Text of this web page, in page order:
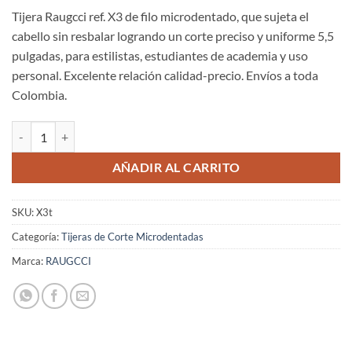
Tijera Raugcci ref. X3 de filo microdentado, que sujeta el
cabello sin resbalar logrando un corte preciso y uniforme 5,5
pulgadas, para estilistas, estudiantes de academia y uso
personal. Excelente relación calidad-precio. Envíos a toda
Colombia.
AÑADIR AL CARRITO
SKU:X3t
Categoría:Tijeras de Corte Microdentadas
Marca: RAUGCCI